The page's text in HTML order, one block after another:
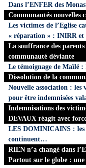
Dans l’ENFER des
Communautés nouvelles
Les victimes de l’Eglise
« réparation » : INIRR et
La souffrance des
communauté déviante
Le témoignage de Maïlé
Dissolution de la
Nouvelle association : les
pour être indemnisées
Indemnisations des
DEVAUX réagit avec
LES DOMINICAINS : les
continuent…
RIEN n’a changé dans
Partout sur le globe :